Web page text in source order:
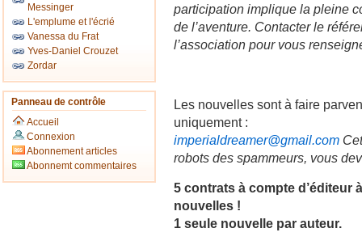
Messinger
L'emplume et l'écrié
Vanessa du Frat
Yves-Daniel Crouzet
Zordar
Panneau de contrôle
Accueil
Connexion
Abonnement articles
Abonnemt commentaires
participation implique la pleine
de l’aventure. Contacter le
l’association pour vous
Les nouvelles sont à faire
uniquement :
imperialdreamer@gmail.com
robots des spammeurs, vous
5 contrats à compte d’éditeur
nouvelles !
1 seule nouvelle par auteur.